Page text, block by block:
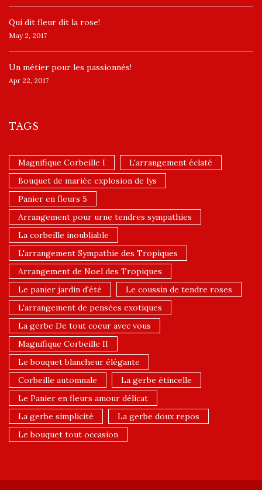
​Qui dit fleur dit la rose!
May 2, 2017
Un ​métier pour les passionnés​!
Apr 22, 2017
TAGS
Magnifique Corbeille I
L'arrangement éclaté
Bouquet de mariée explosion de lys
Panier en fleurs 5
Arrangement pour urne tendres sympathies
La corbeille inoubliable
L'arrangement Sympathie des Tropiques
Arrangement de Noel des Tropiques
Le panier jardin d'été
Le coussin de tendre roses
L'arrangement de pensées exotiques
La gerbe De tout coeur avec vous
Magnifique Corbeille II
Le bouquet blancheur élégante
Corbeille automnale
La gerbe étincelle
Le Panier en fleurs amour délicat
La gerbe simplicité
La gerbe doux repos
Le bouquet tout occasion